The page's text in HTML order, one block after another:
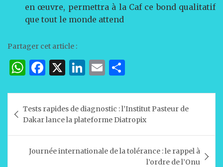
en œuvre, permettra à la Caf ce bond qualitatif
que tout le monde attend
Partager cet article :
W
at
s
A
p
F
c
e
b
o
X
Li
k
e
dI
n
E
ai
l
ta
g
er
de
l’article
Tests rapides de diagnostic : l’Institut Pasteur de
Dakar lance la plateforme Diatropix
Journée internationale de la tolérance : le rappel à
l’ordre de l’Onu